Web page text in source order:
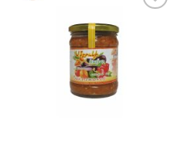
նախընտրած